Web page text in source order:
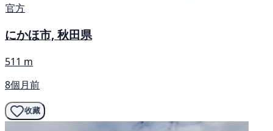
官方
にかほ市, 秋田県
511 m
8個月前
收藏